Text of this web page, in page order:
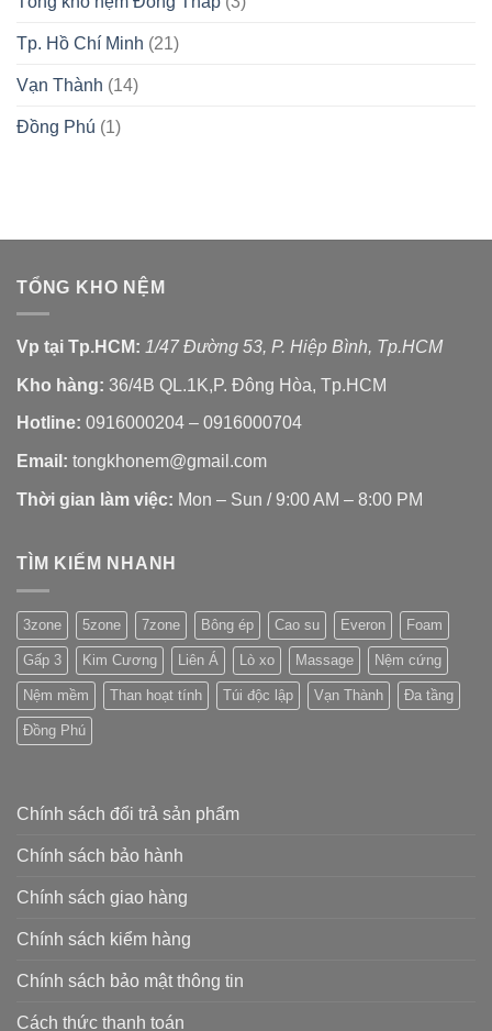
Tp. Hồ Chí Minh (21)
Vạn Thành (14)
Đồng Phú (1)
TỔNG KHO NỆM
Vp tại Tp.HCM: 1/47 Đường 53, P. Hiệp Bình, Tp.HCM
Kho hàng: 36/4B QL.1K,P. Đông Hòa, Tp.HCM
Hotline: 0916000204 – 0916000704
Email: tongkhonem@gmail.com
Thời gian làm việc: Mon – Sun / 9:00 AM – 8:00 PM
TÌM KIẾM NHANH
3zone 5zone 7zone Bông ép Cao su Everon Foam
Gấp 3 Kim Cương Liên Á Lò xo Massage Nệm cứng
Nệm mềm Than hoạt tính Túi độc lập Vạn Thành Đa tầng
Đồng Phú
Chính sách đổi trả sản phẩm
Chính sách bảo hành
Chính sách giao hàng
Chính sách kiểm hàng
Chính sách bảo mật thông tin
Cách thức thanh toán